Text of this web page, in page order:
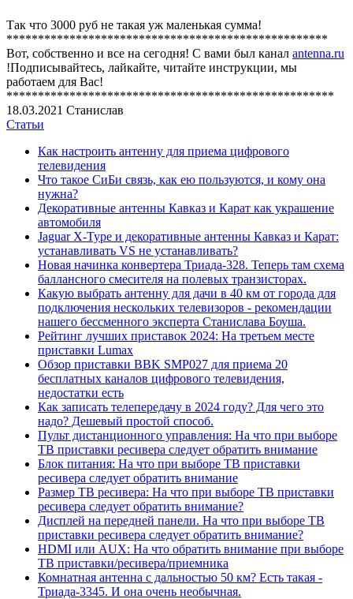
Так что 3000 руб не такая уж маленькая сумма!
***************************************************
Вот, собственно и все на сегодня! С вами был канал antenna.ru
!Подписывайтесь, лайкайте, читайте инструкции, мы
работаем для Вас!
****************************************************
18.03.2021 Станислав
Статьи
Как настроить антенну для приема цифрового
телевидения
Что такое СиБи связь, как ею пользуются, и кому она
нужна?
Декоративные антенны Кавказ и Карат как украшение
автомобиля
Jaguar X-Type и декоративные антенны Кавказ и Карат:
устанавливать VS не устанавливать?
Новая начинка конвертера Триада-328. Теперь там схема
баллансного смесителя на полевых транзисторах.
Какую выбрать антенну для дачи в 40 км от города для
подключения нескольких телевизоров - рекомендации
нашего бессменного эксперта Станислава Боуша.
Рейтинг лучших приставок 2024: На третьем месте
приставки Lumax
Обзор приставки BBK SMP027 для приема 20
бесплатных каналов цифрового телевидения,
недостатки есть
Как записать телепередачу в 2024 году? Для чего это
надо? Дешевый простой способ.
Пульт дистанционного управления: На что при выборе
ТВ приставки ресивера следует обратить внимание
Блок питания: На что при выборе ТВ приставки
ресивера следует обратить внимание
Размер ТВ ресивера: На что при выборе ТВ приставки
ресивера следует обратить внимание?
Дисплей на передней панели. На что при выборе ТВ
приставки ресивера следует обратить внимание?
HDMI или AUX: На что обратить внимание при выборе
ТВ приставки/ресивера/приемника
Комнатная антенна с дальностью 50 км? Есть такая -
Триада-3345. И она очень необычная.